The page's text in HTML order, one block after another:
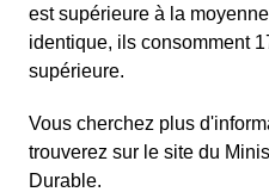
est supérieure à la
identique, ils consomment
supérieure.
Vous cherchez plus
trouverez sur le site du
Durable.